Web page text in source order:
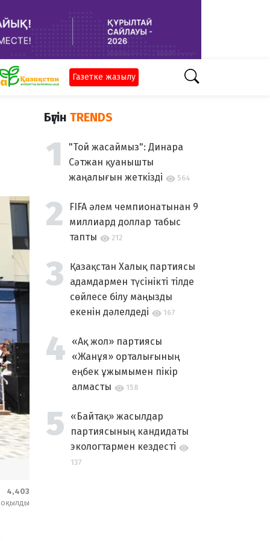
Газетке жазылу
4,403
оқылды
Бүгін TRENDS
"Той жасаймыз": Динара
Сәтжан қуанышты
жаңалығын жеткізді
564
FIFA әлем чемпионатынан 9
миллиард доллар табыс
тапты
212
Қазақстан Халық партиясы
адамдармен түсінікті тілде
сөйлесе білу маңызды
екенін дәлелдеді
167
«Ақ жол» партиясы
«Жанұя» орталығының
еңбек ұжымымен пікір
алмасты
158
«Байтақ» жасылдар
партиясының кандидаты
экологтармен кездесті
137